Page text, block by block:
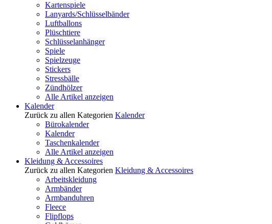
Kartenspiele
Lanyards/Schlüsselbänder
Luftballons
Plüschtiere
Schlüsselanhänger
Spiele
Spielzeuge
Stickers
Stressbälle
Zündhölzer
Alle Artikel anzeigen
Kalender
Zurück zu allen Kategorien Kalender
Bürokalender
Kalender
Taschenkalender
Alle Artikel anzeigen
Kleidung & Accessoires
Zurück zu allen Kategorien Kleidung & Accessoires
Arbeitskleidung
Armbänder
Armbanduhren
Fleece
Flipflops